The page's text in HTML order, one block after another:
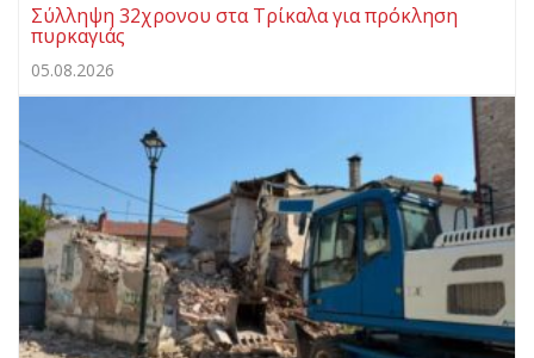
Σύλληψη 32χρονου στα Τρίκαλα για πρόκληση
πυρκαγιάς
05.08.2026